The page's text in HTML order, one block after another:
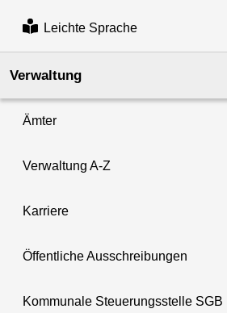
Leichte Sprache
Verwaltung
Ämter
Verwaltung A-Z
Karriere
Öffentliche Ausschreibungen
Kommunale Steuerungsstelle SGB II